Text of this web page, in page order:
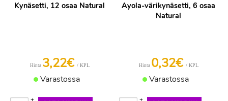
Kynäsetti, 12 osaa Natural
Hinta 3,22€ / KPL
Varastossa
Ayola-värikynäsetti, 6 osaa
Natural
Hinta 0,32€ / KPL
Varastossa